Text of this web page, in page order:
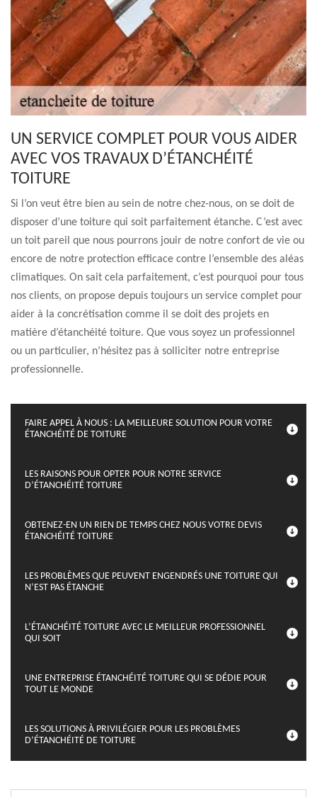
UN SERVICE COMPLET POUR VOUS AIDER
AVEC VOS TRAVAUX D’ÉTANCHÉITÉ
TOITURE
Si l’on veut être bien au sein de notre chez-nous, on se doit de
disposer d’une toiture qui soit parfaitement étanche. C’est avec
un toit pareil que nous pourrons jouir de notre confort de vie ou
encore de notre protection efficace contre l’ensemble des aléas
climatiques. On sait cela parfaitement, c’est pourquoi pour tous
nos clients, on propose depuis toujours un service complet pour
aider à la concrétisation comme il se doit des projets en
matière d’étanchéité toiture. Que vous soyez un professionnel
ou un particulier, n’hésitez pas à solliciter notre entreprise
professionnelle.
FAIRE APPEL À NOUS : LA MEILLEURE SOLUTION POUR VOTRE
ÉTANCHÉITÉ DE TOITURE
LES RAISONS POUR OPTER POUR NOTRE SERVICE
D’ÉTANCHÉITÉ TOITURE
OBTENEZ-EN UN RIEN DE TEMPS CHEZ NOUS VOTRE DEVIS
ÉTANCHÉITÉ TOITURE
LES PROBLÈMES QUE PEUVENT ENGENDRÉS UNE TOITURE QUI
N’EST PAS ÉTANCHE
L’ÉTANCHÉITÉ TOITURE AVEC LE MEILLEUR PROFESSIONNEL
QUI SOIT
UNE ENTREPRISE ÉTANCHÉITÉ TOITURE QUI SE DÉDIE POUR
TOUT LE MONDE
LES SOLUTIONS À PRIVILÉGIER POUR LES PROBLÈMES
D’ÉTANCHÉITÉ DE TOITURE